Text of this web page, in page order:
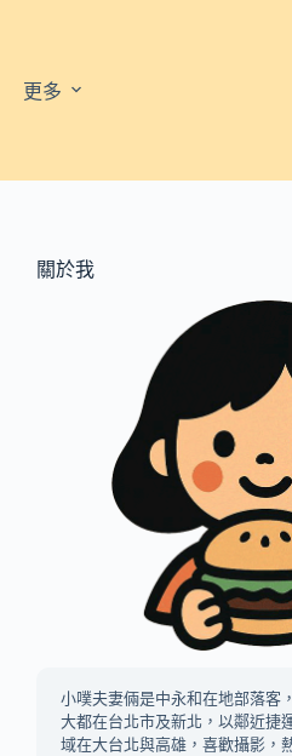
更多
關於我
小噗夫妻倆是中永和在地部落客
大都在台北市及新北，以鄰近捷
域在大台北與高雄，喜歡攝影，